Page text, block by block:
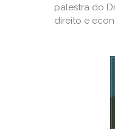
palestra do
direito e